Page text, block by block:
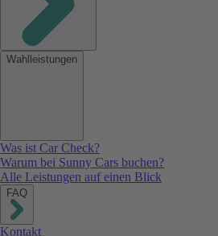
Wahlleistungen
Was ist Car Check?
Warum bei Sunny Cars buchen?
Alle Leistungen auf einen Blick
FAQ
Kontakt